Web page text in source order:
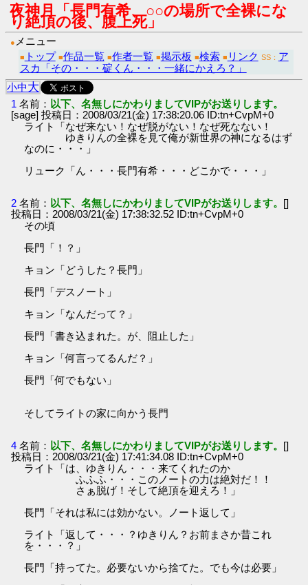
夜神月「長門有希、○○の場所で全裸にな
り絶頂の後、腹上死」
● メニュー
■ トップ ■作品一覧 ■作者一覧 ■掲示板 ■検索 ■ リンク SS： ア
スカ「その・・・碇くん・・・一緒にかえろ？」
小中大
1 名前： 以下、名無しにかわりましてVIPがお送りします。
[sage] 投稿日：2008/03/21(金) 17:38:20.06 ID:tn+CvpM+0
ライト「なぜ来ない！なぜ脱がない！なぜ死なない！
ゆきりんの全裸を見て俺が新世界の神になるはず
なのに・・・」
リューク「ん・・・長門有希・・・どこかで・・・」
2 名前： 以下、名無しにかわりましてVIPがお送りします。 []
投稿日：2008/03/21(金) 17:38:32.52 ID:tn+CvpM+0
その頃
長門「！？」
キョン「どうした？長門」
長門「デスノート」
キョン「なんだって？」
長門「書き込まれた。が、阻止した」
キョン「何言ってるんだ？」
長門「何でもない」
そしてライトの家に向かう長門
4 名前： 以下、名無しにかわりましてVIPがお送りします。 []
投稿日：2008/03/21(金) 17:41:34.08 ID:tn+CvpM+0
ライト「は、ゆきりん・・・来てくれたのか
ふふふ・・・このノートの力は絶対だ！！
さぁ脱げ！そして絶頂を迎えろ！」
長門「それは私には効かない。ノート返して」
ライト「返して・・・？ゆきりん？お前まさか昔これ
を・・・？」
長門「持ってた。必要ないから捨てた。でも今は必要」